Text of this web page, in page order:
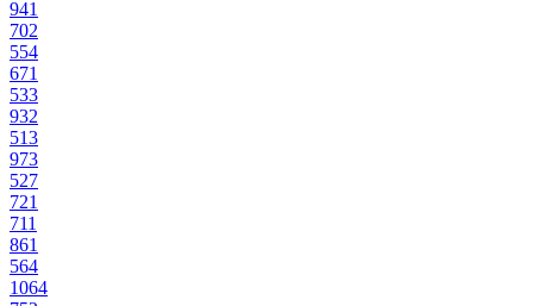
941
702
554
671
533
932
513
973
527
721
711
861
564
1064